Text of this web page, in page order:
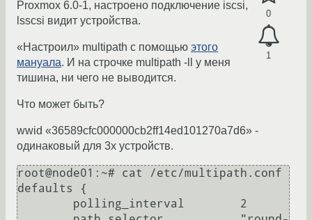
0
1
Proxmox 6.0-1, настроено подключение iscsi,
lsscsi видит устройства.
«Настроил» multipath с помощью этого
мануала. И на строчке multipath -ll у меня
тишина, ни чего не выводится.
Что может быть?
wwid «36589cfc000000cb2ff14ed101270a7d6» -
одинаковый для 3х устройств.
root@node01:~# cat /etc/multipath.conf
defaults {